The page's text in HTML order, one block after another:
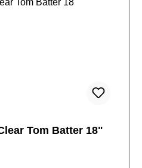
Tom Batter 18"